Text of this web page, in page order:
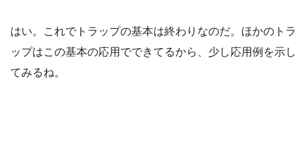
はい。これでトラップの基本は終わりなのだ。ほかのトラ
ップはこの基本の応用でできてるから、少し応用例を示し
てみるね。